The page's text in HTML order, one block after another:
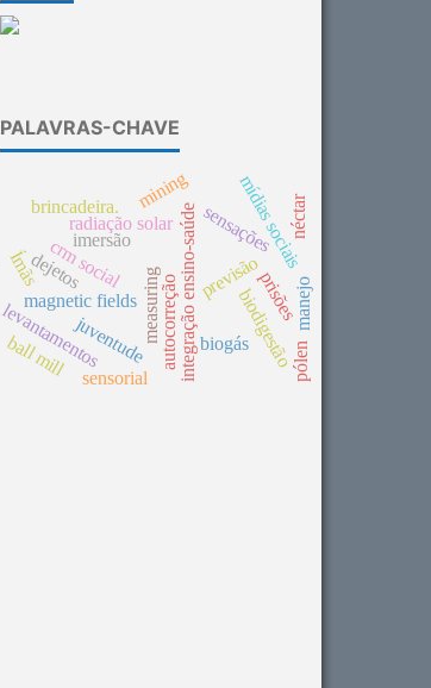
PALAVRAS-CHAVE
integração ensino-saúdebiogás
measuring
magnetic fields
sensações
imersão
radiação solar
previsão
mídias sociais
crm social
biodigestão
levantamentos
dejetos
juventude
Ímãs
brincadeira.
autocorreção
sensorial
prisões
mining
ball mill
manejo
néctar
pólen